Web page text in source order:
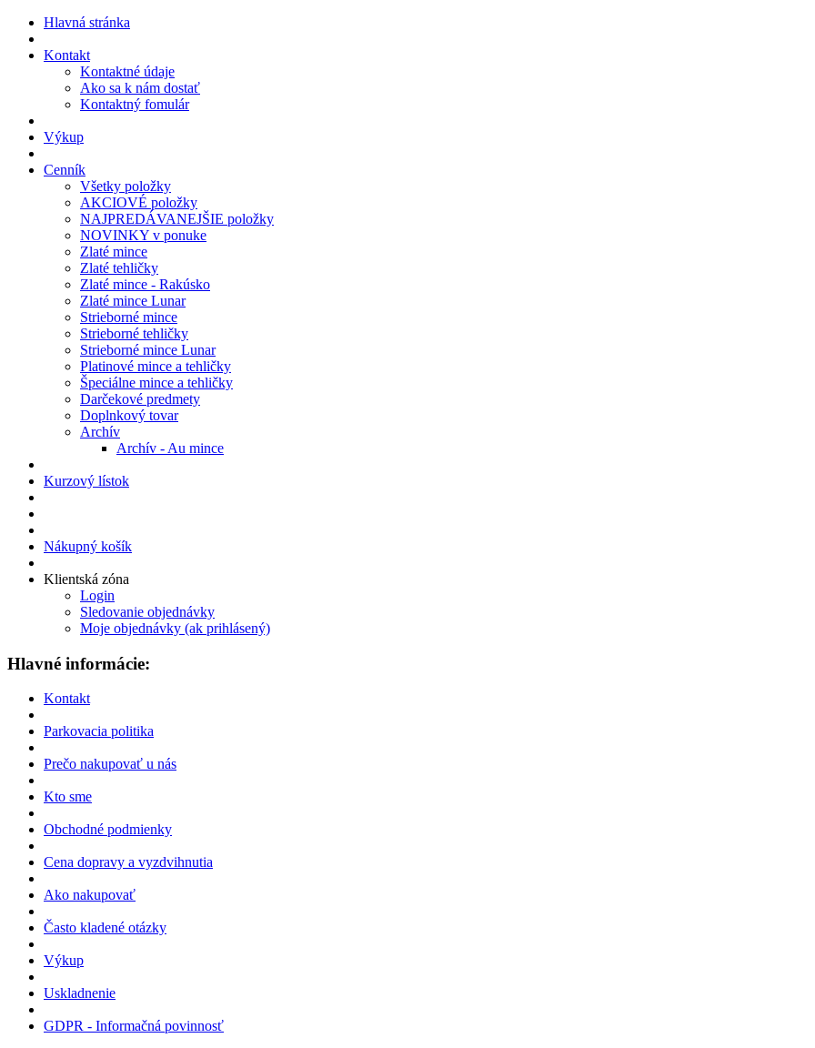
Hlavná stránka
Kontakt
Kontaktné údaje
Ako sa k nám dostať
Kontaktný fomulár
Výkup
Cenník
Všetky položky
AKCIOVÉ položky
NAJPREDÁVANEJŠIE položky
NOVINKY v ponuke
Zlaté mince
Zlaté tehličky
Zlaté mince - Rakúsko
Zlaté mince Lunar
Strieborné mince
Strieborné tehličky
Strieborné mince Lunar
Platinové mince a tehličky
Špeciálne mince a tehličky
Darčekové predmety
Doplnkový tovar
Archív
Archív - Au mince
Kurzový lístok
Nákupný košík
Klientská zóna
Login
Sledovanie objednávky
Moje objednávky (ak prihlásený)
Hlavné informácie:
Kontakt
Parkovacia politika
Prečo nakupovať u nás
Kto sme
Obchodné podmienky
Cena dopravy a vyzdvihnutia
Ako nakupovať
Často kladené otázky
Výkup
Uskladnenie
GDPR - Informačná povinnosť